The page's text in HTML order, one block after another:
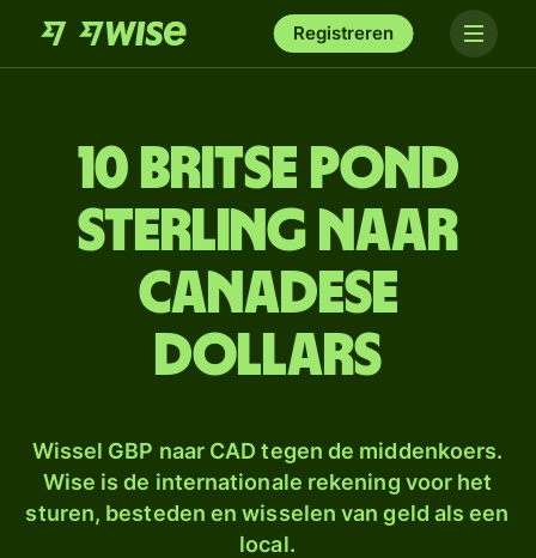
Registreren
10 Britse pond
sterling naar
Canadese
dollars
Wissel GBP naar CAD tegen de middenkoers.
Wise is de internationale rekening voor het
sturen, besteden en wisselen van geld als een
local.